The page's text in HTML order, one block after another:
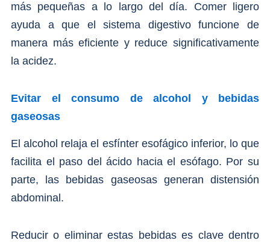
más pequeñas a lo largo del día. Comer ligero
ayuda a que el sistema digestivo funcione de
manera más eficiente y reduce significativamente
la acidez.
Evitar el consumo de alcohol y bebidas
gaseosas
El alcohol relaja el esfínter esofágico inferior, lo que
facilita el paso del ácido hacia el esófago. Por su
parte, las bebidas gaseosas generan distensión
abdominal.
Reducir o eliminar estas bebidas es clave dentro